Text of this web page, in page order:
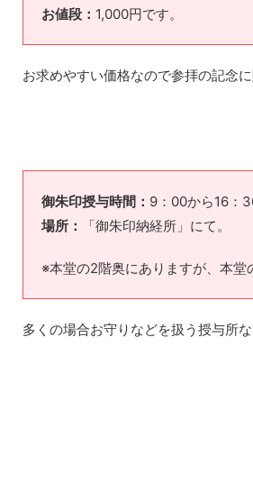
お値段： 1,000円です。
お求めやすい価格なので参拝の記念
御朱印授与時間： 9：00から16：
場所：
「御朱印納経所」にて。
※本堂の2階奥にありますが、本堂
多くの場合お守りなどを扱う授与所